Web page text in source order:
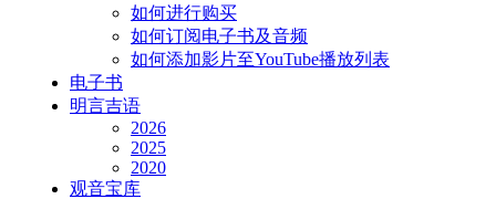
如何进行购买
如何订阅电子书及音频
如何添加影片至YouTube播放列表
电子书
明言吉语
2026
2025
2020
观音宝库